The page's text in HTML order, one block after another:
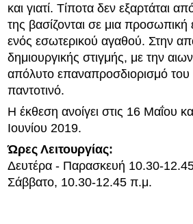
και γιατί. Τίποτα δεν εξαρτάται
της βασίζονται σε μια
ενός εσωτερικού αγαθού. Στην
δημιουργικής στιγμής, με την
απόλυτο επαναπροσδιορισμό
παντοτινό.
Η έκθεση ανοίγει στις 16 Μαΐου
Ιουνίου 2019.
Ώρες Λειτουργίας:
Δευτέρα - Παρασκευή 10.30-
Σάββατο, 10.30-12.45 π.μ.